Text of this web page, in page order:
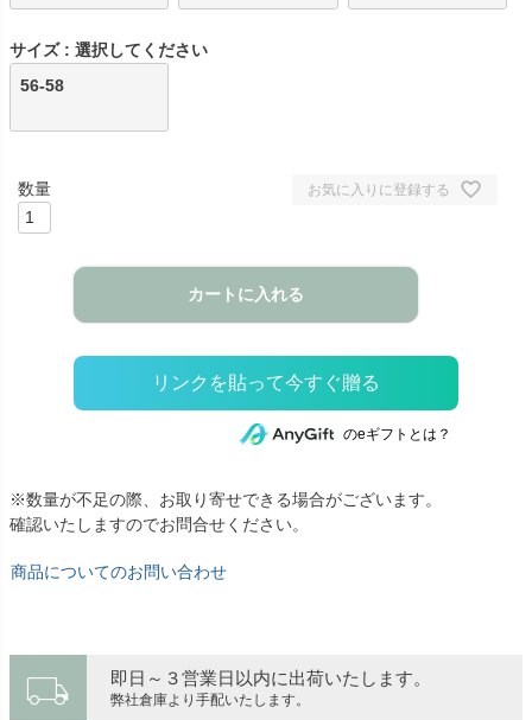
サイズ
選択してください
56-58
お気に入りに登録する
カートに入れる
のeギフトとは？
※数量が不足の際、お取り寄せできる場合がございます。
確認いたしますのでお問合せください。
商品についてのお問い合わせ
local_shipping 即日～３営業日以内に出荷いたします。
弊社倉庫より手配いたします。